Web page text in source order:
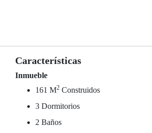
Características
Inmueble
161 M2 Construidos
3 Dormitorios
2 Baños